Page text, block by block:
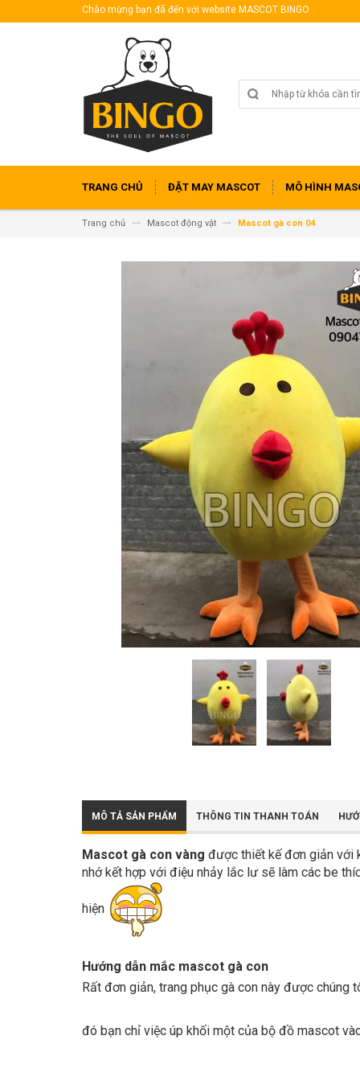
Chào mừng bạn đã đến với website MASCOT BINGO
TRANG CHỦ ĐẶT MAY MASCOT MÔ HÌNH
Trang chủ Mascot động vật Mascot gà con 04
MÔ TẢ SẢN PHẨM THÔNG TIN THANH TOÁN
Mascot gà con vàng được thiết kế đơn giản với
nhớ kết hợp với điệu nhảy lắc lư sẽ làm các be
hiện
Hướng dẫn mắc mascot gà con
Rất đơn giản, trang phục gà con này được chúng
đó bạn chỉ việc úp khối một của bộ đồ mascot